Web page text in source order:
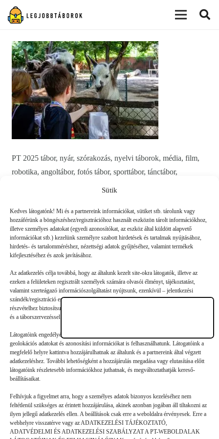
Sütik
Kedves látogatónk! Mi és a partnereink információkat, sütiket stb. tárolunk vagy
hozzáférünk a böngészéshez/regisztrációhoz használt eszközön tárolt információkhoz,
illetve személyes adatokat (egyedi azonosítókat, az eszköz által küldött alapvető
információkat stb.) kezelünk személyre szabott hirdetések és tartalmak nyújtásához,
hirdetés- és tartalomméréshez, nézettségi adatok gyűjtéséhez, valamint termékek
kifejlesztéséhez és azok javításához.
Az adatkezelés célja továbbá, hogy az általunk kezelt site-okra látogatók, illetve az
ezeken a felületeken regisztrált személyek számára olvasói élményt, tájékoztatást,
valamint szerteágazó információszolgáltatást nyújtsunk, ezenkívül – jelentkezési
szándék/regisztráció esetén – a nyári gyermek- és ifjúsági táborainkban való
részvételhez biztosítsuk a támogatói és a jelentkezési, valamint a számlázási feltételeket
és a táborszervezéssel kapcsolatos kommunikációt.
Látogatóink engedélyével mi és a partnereink eszközleolvasásos módszerrel szerzett
geolokációs adatokat és azonosítási információkat is felhasználhatunk. Látogatóink a
megfelelő helyre kattintva hozzájárulhatnak az általunk és a partnereink által végzett
adatkezeléshez. További lehetőségként a hozzájárulás megadása vagy elutasítása előtt
látogatóink részletesebb információkhoz juthatnak, és megváltoztathatják kereső-
beállításaikat.
Felhívjuk a figyelmet arra, hogy a személyes adatok bizonyos kezeléséhez nem
feltétlenül szükséges az érintett hozzájárulása, akinek azonban jogában áll tiltakozni az
ilyen jellegű adatkezelés ellen. A beállítások csak erre a weboldalra érvényesek. Erre a
webhelyre visszatérve vagy az ADATKEZELÉSI TÁJÉKOZTATÓ,
ADATVÉDELMI ÉS ADATKEZELÉSI SZABÁLYZAT A PT-WEBOLDALAK
PT 2025 tábor, nyár, szórakozás, nyelvi táborok, média, film,
robotika, angoltábor, fotós tábor, sporttábor, tánctábor,
Vélemény, hozzászólás?
karakterrel jelöltük
Hozzászólás küldése